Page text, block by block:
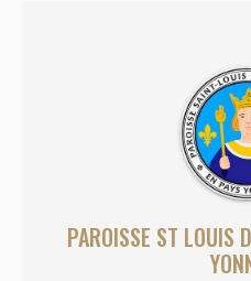
PAROISSE ST LOUIS